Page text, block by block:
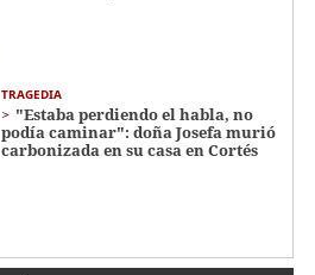
TRAGEDIA
"Estaba perdiendo el habla, no
podía caminar": doña Josefa murió
carbonizada en su casa en Cortés